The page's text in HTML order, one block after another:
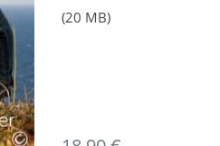
(20 MB)